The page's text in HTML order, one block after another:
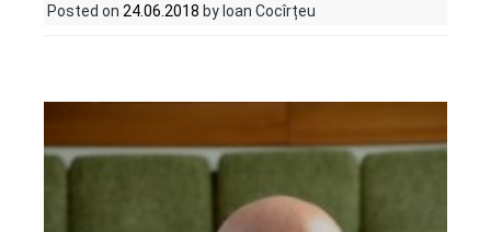
Posted on 24.06.2018 by Ioan Cocîrțeu